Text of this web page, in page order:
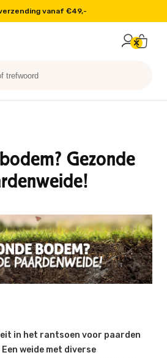
vanaf €49,-
nu
Gezonde
in het rantsoen voor paarden
weide met diverse